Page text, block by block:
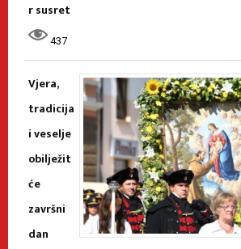
r susret
437
Vjera,
tradicija
i veselje
obilježit
će
završni
dan